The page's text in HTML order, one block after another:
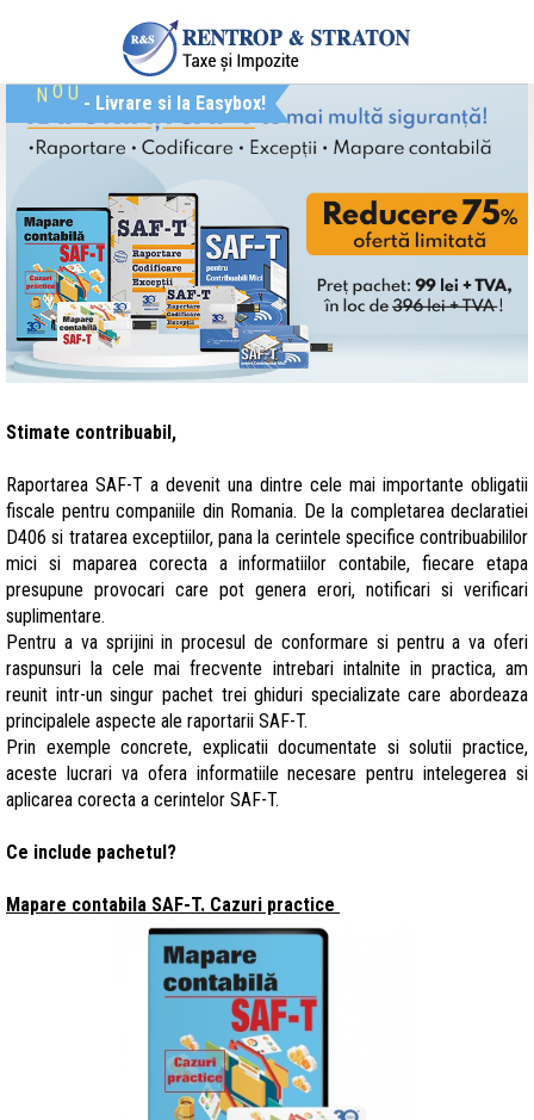
N O U - Livrare si la Easybox!
Stimate contribuabil,
Raportarea SAF-T a devenit una dintre cele mai importante obligatii
fiscale pentru companiile din Romania. De la completarea declaratiei
D406 si tratarea exceptiilor, pana la cerintele specifice contribuabililor
mici si maparea corecta a informatiilor contabile, fiecare etapa
presupune provocari care pot genera erori, notificari si verificari
suplimentare.
Pentru a va sprijini in procesul de conformare si pentru a va oferi
raspunsuri la cele mai frecvente intrebari intalnite in practica, am
reunit intr-un singur pachet trei ghiduri specializate care abordeaza
principalele aspecte ale raportarii SAF-T.
Prin exemple concrete, explicatii documentate si solutii practice,
aceste lucrari va ofera informatiile necesare pentru intelegerea si
aplicarea corecta a cerintelor SAF-T.
Ce include pachetul?
Mapare contabila SAF-T. Cazuri practice